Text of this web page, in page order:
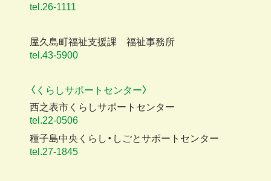
tel.26-1111
屋久島町福祉支援課 福祉事務所
tel.43-5900
〈くらしサポートセンター〉
西之表市くらしサポートセンター
tel.22-0506
種子島中央くらし・しごとサポートセンター
tel.27-1845